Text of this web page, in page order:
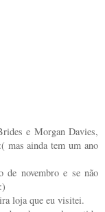
e Morgan Davies,
mas ainda tem um ano
de novembro e se não
loja que eu visitei.